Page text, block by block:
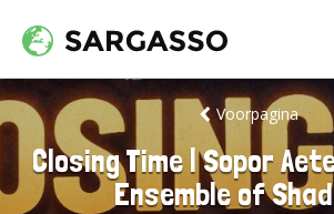
Voorpagina
Closing Time | Sopor
Ensemble of